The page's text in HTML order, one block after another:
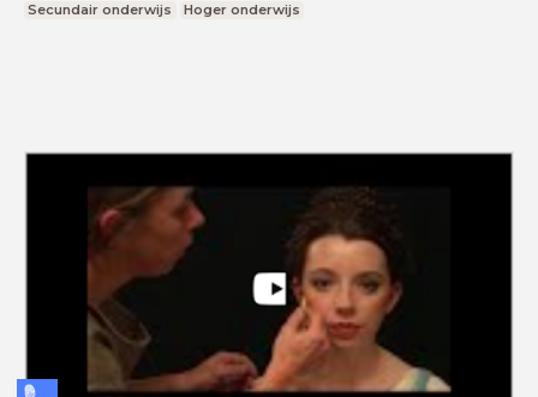
Secundair onderwijs
Hoger onderwijs